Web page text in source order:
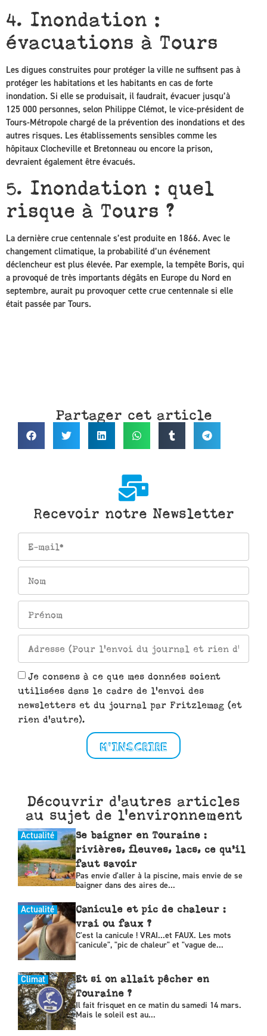
4. Inondation :
évacuations à Tours
Les digues construites pour protéger la ville ne suffisent pas à
protéger les habitations et les habitants en cas de forte
inondation. Si elle se produisait, il faudrait, évacuer jusqu’à
125 000 personnes, selon Philippe Clémot, le vice-président de
Tours-Métropole chargé de la prévention des inondations et des
autres risques. Les établissements sensibles comme les
hôpitaux Clocheville et Bretonneau ou encore la prison,
devraient également être évacués.
5. Inondation : quel
risque à Tours ?
La dernière crue centennale s’est produite en 1866. Avec le
changement climatique, la probabilité d’un événement
déclencheur est plus élevée. Par exemple, la tempête Boris, qui
a provoqué de très importants dégâts en Europe du Nord en
septembre, aurait pu provoquer cette crue centennale si elle
était passée par Tours.
Partager cet article
Recevoir notre Newsletter
Je consens à ce que mes données soient
utilisées dans le cadre de l'envoi des
newsletters et du journal par Fritzlemag (et
rien d'autre).
M'INSCRIRE
Découvrir d'autres articles
au sujet de l'environnement
Actualité
Se baigner en Touraine :
rivières, fleuves, lacs, ce qu’il
faut savoir
Pas envie d'aller à la piscine, mais envie de se
baigner dans des aires de...
Actualité
Canicule et pic de chaleur :
vrai ou faux ?
C'est la canicule ! VRAI...et FAUX. Les mots
"canicule", "pic de chaleur" et "vague de...
Climat
Et si on allait pêcher en
Touraine ?
Il fait frisquet en ce matin du samedi 14 mars.
Mais le soleil est au...